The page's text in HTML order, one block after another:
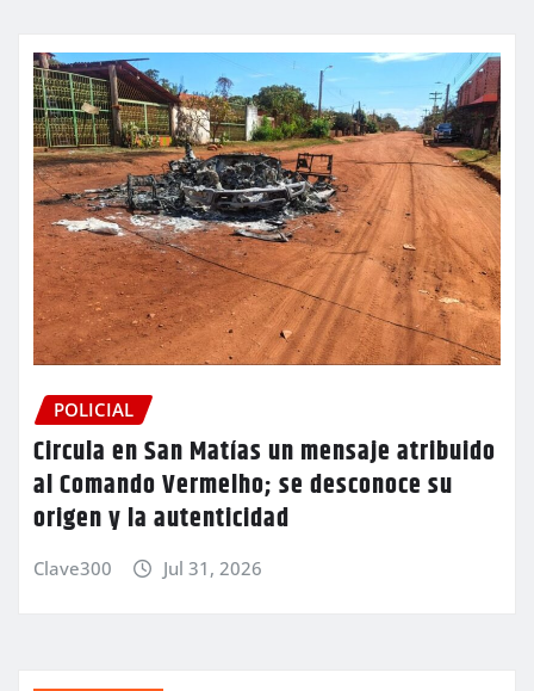
POLICIAL
Circula en San Matías un mensaje atribuido
al Comando Vermelho; se desconoce su
origen y la autenticidad
Clave300 Jul 31, 2026